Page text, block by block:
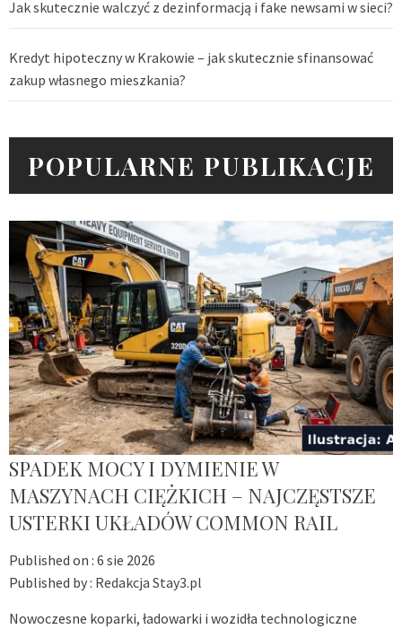
Jak skutecznie walczyć z dezinformacją i fake newsami w sieci?
Kredyt hipoteczny w Krakowie – jak skutecznie sfinansować
zakup własnego mieszkania?
POPULARNE PUBLIKACJE
SPADEK MOCY I DYMIENIE W
MASZYNACH CIĘŻKICH – NAJCZĘSTSZE
USTERKI UKŁADÓW COMMON RAIL
Published on : 6 sie 2026
Published by : Redakcja Stay3.pl
Nowoczesne koparki, ładowarki i wozidła technologiczne